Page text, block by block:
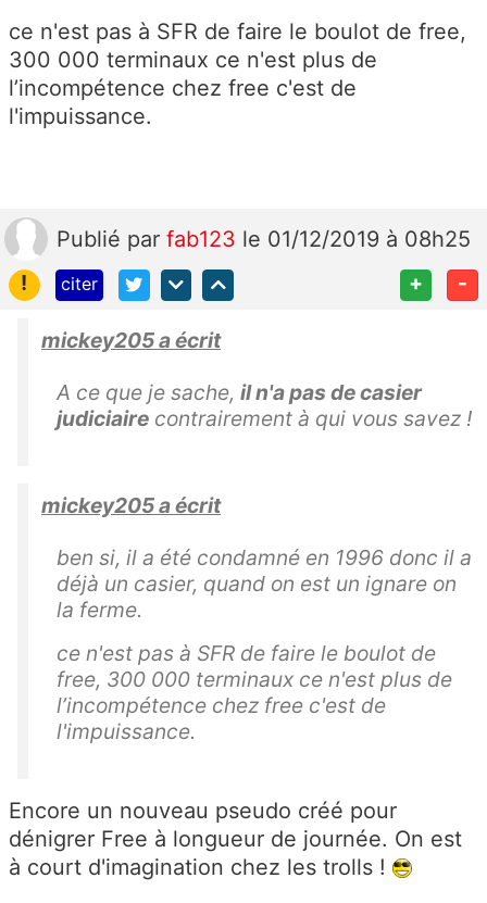
ce n'est pas à SFR de faire le boulot de free,
300 000 terminaux ce n'est plus de
l’incompétence chez free c'est de
l'impuissance.
Publié par fab123 le 01/12/2019 à 08h25
!
citer + -
mickey205 a écrit
A ce que je sache, il n'a pas de casier
judiciaire contrairement à qui vous savez !
mickey205 a écrit
ben si, il a été condamné en 1996 donc il a
déjà un casier, quand on est un ignare on
la ferme.
ce n'est pas à SFR de faire le boulot de
free, 300 000 terminaux ce n'est plus de
l’incompétence chez free c'est de
l'impuissance.
Encore un nouveau pseudo créé pour
dénigrer Free à longueur de journée. On est
à court d'imagination chez les trolls !